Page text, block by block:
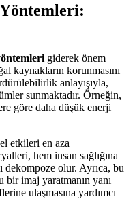
giderek önem
kaynakların korunmasını
anlayışıyla,
sunmaktadır. Örneğin,
göre daha düşük enerji
etkileri en aza
hem insan sağlığına
dekompoze olur. Ayrıca, bu
bir imaj yaratmanın yanı
ulaşmasına yardımcı